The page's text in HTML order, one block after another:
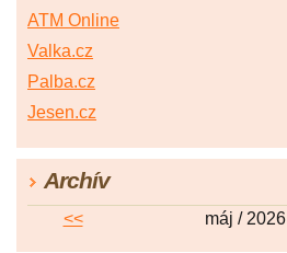
ATM Online
Valka.cz
Palba.cz
Jesen.cz
Archív
<< máj / 2026